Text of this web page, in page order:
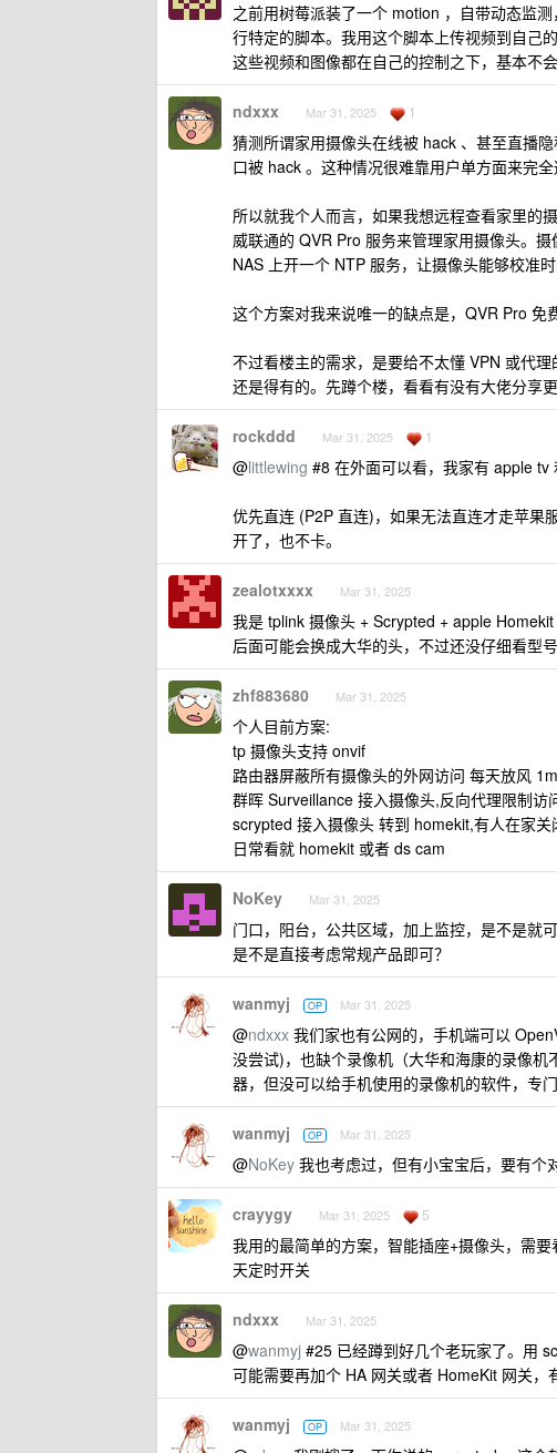
之前用树莓派装了一个 motion ，自带动态监
行特定的脚本。我用这个脚本上传视频到自己
这些视频和图像都在自己的控制之下，基本不
ndxxx Mar 31, 2025 1
猜测所谓家用摄像头在线被 hack 、甚至直播
口被 hack 。这种情况很难靠用户单方面来完全
所以就我个人而言，如果我想远程查看家里的
威联通的 QVR Pro 服务来管理家用摄像头。
NAS 上开一个 NTP 服务，让摄像头能够校准
这个方案对我来说唯一的缺点是，QVR Pro 免
不过看楼主的需求，是要给不太懂 VPN 或代
还是得有的。先蹲个楼，看看有没有大佬分享更
rockddd Mar 31, 2025 1
@littlewing #8 在外面可以看，我家有 apple tv
优先直连 (P2P 直连)，如果无法直连才走苹果
开了，也不卡。
zealotxxxx Mar 31, 2025
我是 tplink 摄像头 + Scrypted + apple Homekit
后面可能会换成大华的头，不过还没仔细看型号
zhf883680 Mar 31, 2025
个人目前方案:
tp 摄像头支持 onvif
路由器屏蔽所有摄像头的外网访问 每天放风
群晖 Surveillance 接入摄像头,反向代理限制
scrypted 接入摄像头 转到 homekit,有人在家关
日常看就 homekit 或者 ds cam
NoKey Mar 31, 2025
门口，阳台，公共区域，加上监控，是不是就
是不是直接考虑常规产品即可？
wanmyj OP Mar 31, 2025
@ndxxx 我们家也有公网的，手机端可以
没尝试)，也缺个录像机（大华和海康的录像
器，但没可以给手机使用的录像机的软件，专
wanmyj OP Mar 31, 2025
@NoKey 我也考虑过，但有小宝宝后，要有个
crayygy Mar 31, 2025 5
我用的最简单的方案，智能插座+摄像头，需
天定时开关
ndxxx Mar 31, 2025
@wanmyj #25 已经蹲到好几个老玩家了。用
可能需要再加个 HA 网关或者 HomeKit 网关，
wanmyj OP Mar 31, 2025